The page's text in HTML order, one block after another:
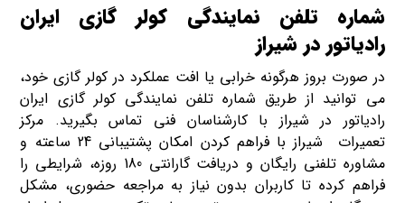
شماره تلفن نمایندگی کولر گازی ایران
رادیاتور در شیراز
در صورت بروز هرگونه خرابی یا افت عملکرد در کولر گازی خود،
می توانید از طریق شماره تلفن نمایندگی کولر گازی ایران
رادیاتور در شیراز با کارشناسان فنی تماس بگیرید. مرکز
تعمیرات شیراز با فراهم کردن امکان پشتیبانی 24 ساعته و
مشاوره تلفنی رایگان و دریافت گارانتی 180 روزه، شرایطی را
فراهم کرده تا کاربران بدون نیاز به مراجعه حضوری، مشکل